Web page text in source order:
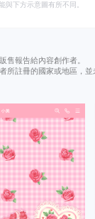
與下方示意圖有所不同。
售報告給內容創作者。
所註冊的國家或地區，